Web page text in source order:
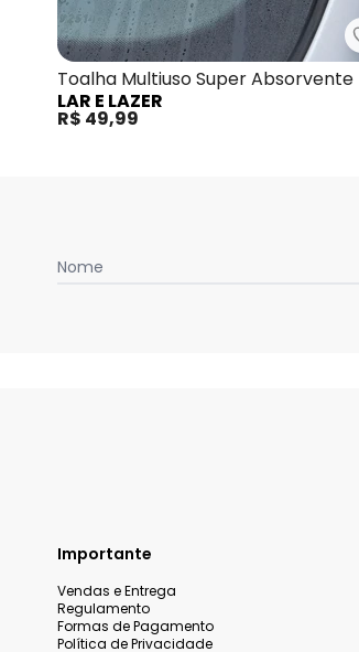
Toalha Multiuso Super Absorvente
LAR E LAZER
R$ 49,99
Nome
Importante
Vendas e Entrega
Regulamento
Formas de Pagamento
Política de Privacidade